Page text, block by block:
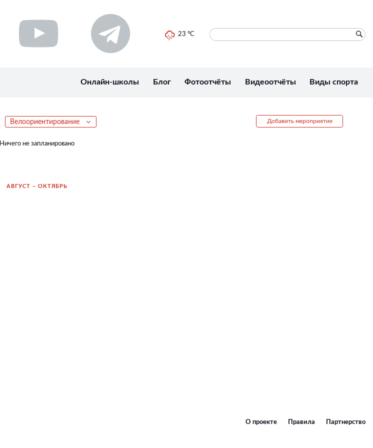
23 °C
Онлайн-школы Блог Фотоотчёты Видеоотчёты Виды спорта
Велоориентирование Добавить мероприятие
Ничего не запланировано
АВГУСТ – ОКТЯБРЬ
О проекте Правила Партнерство